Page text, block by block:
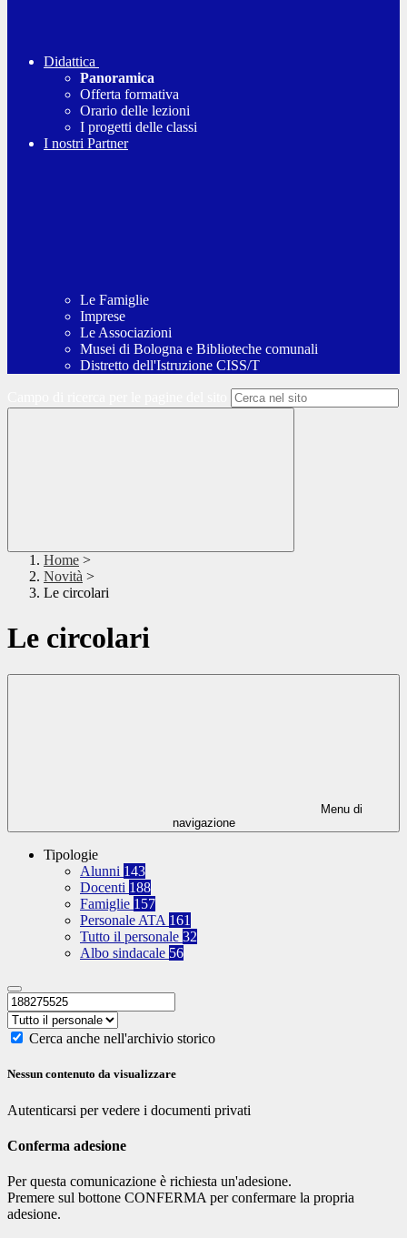
Didattica
Panoramica
Offerta formativa
Orario delle lezioni
I progetti delle classi
I nostri Partner
Le Famiglie
Imprese
Le Associazioni
Musei di Bologna e Biblioteche comunali
Distretto dell'Istruzione CISS/T
Home >
Novità >
Le circolari
Le circolari
Menu di
navigazione
Tipologie
Alunni 143
Docenti 188
Famiglie 157
Personale ATA 161
Tutto il personale 32
Albo sindacale 56
Cerca anche nell'archivio storico
Nessun contenuto da visualizzare
Autenticarsi per vedere i documenti privati
Conferma adesione
Per questa comunicazione è richiesta un'adesione.
Premere sul bottone CONFERMA per confermare la propria
adesione.